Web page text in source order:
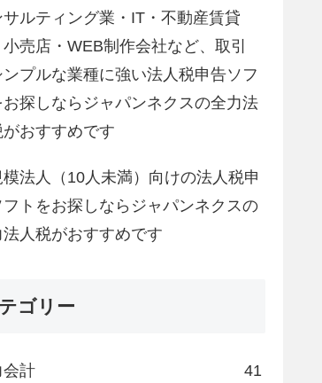
サルティング業・IT・不動産賃貸
売店・WEB制作会社など、取引
ンプルな業種に強い法人税申告ソフ
お探しならジャパンネクスの全力法
がおすすめです
法人（10人未満）向けの法人税申
フトをお探しならジャパンネクスの
人税がおすすめです
ゴリー
会計 41